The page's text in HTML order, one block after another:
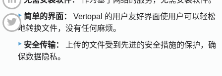
简单的界面：
Vertopal 的用户友好界面使用户可以轻松
地转换文件，没有任何麻烦。
安全传输：
上传的文件受到先进的安全措施的保护，确
保数据隐私。